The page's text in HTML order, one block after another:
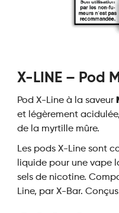
X-LINE – Pod
Pod X-Line à la saveur
et légèrement
de la myrtille mûre.
Les pods X-Line sont
liquide pour une vape
sels de nicotine.
Line, par X-Bar.